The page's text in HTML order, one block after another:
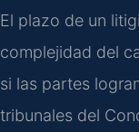
El plazo de un
complejidad del
si las partes
tribunales del